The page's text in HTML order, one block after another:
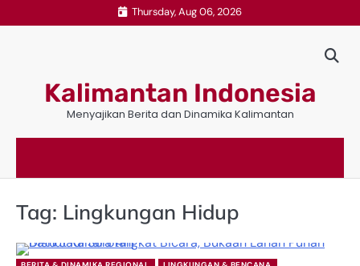
to
Thursday, Aug 06, 2026
Kalimantan Indonesia
Menyajikan Berita dan Dinamika Kalimantan
Tag: Lingkungan Hidup